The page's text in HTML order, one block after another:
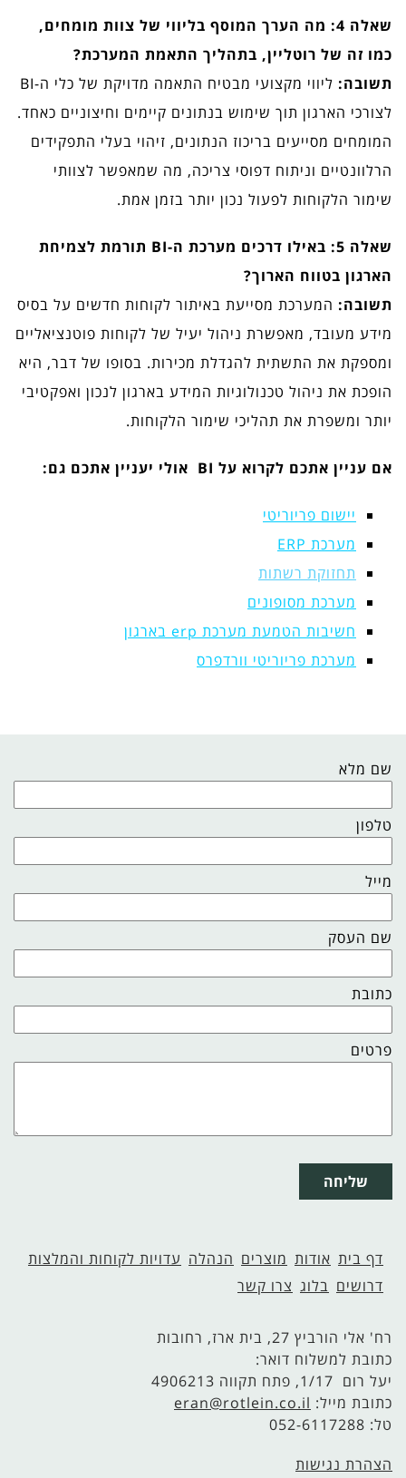
שאלה 4: מה הערך המוסף בליווי של צוות מומחים,
כמו זה של רוטליין, בתהליך התאמת המערכת?
תשובה:
ליווי מקצועי מבטיח התאמה מדויקת של כלי ה-BI
לצורכי הארגון תוך שימוש בנתונים קיימים וחיצוניים כאחד.
המומחים מסייעים בריכוז הנתונים, זיהוי בעלי התפקידים
הרלוונטיים וניתוח דפוסי צריכה, מה שמאפשר לצוותי
שימור הלקוחות לפעול נכון יותר בזמן אמת.
שאלה 5: באילו דרכים מערכת ה-BI תורמת לצמיחת
הארגון בטווח הארוך?
תשובה: המערכת מסייעת באיתור לקוחות חדשים על בסיס
מידע מעובד, מאפשרת ניהול יעיל של לקוחות פוטנציאליים
ומספקת את התשתית להגדלת מכירות. בסופו של דבר, היא
הופכת את ניהול טכנולוגיות המידע בארגון לנכון ואפקטיבי
יותר ומשפרת את תהליכי שימור הלקוחות.
אם עניין אתכם לקרוא על BI אולי יעניין אתכם גם:
יישום פריוריטי
מערכת ERP
תחזוקת רשתות
מערכת מסופונים
חשיבות הטמעת מערכת erp בארגון
מערכת פריוריטי וורדפרס
שם מלא
טלפון
מייל
שם העסק
כתובת
פרטים
שליחה
דף בית אודות מוצרים הנהלה עדויות לקוחות והמלצות
דרושים בלוג צרו קשר
רח' אלי הורביץ 27, בית ארז, רחובות
כתובת למשלוח דואר:
יעל רום 1/17, פתח תקווה 4906213
כתובת מייל: eran@rotlein.co.il
טל: 052-6117288
הצהרת נגישות